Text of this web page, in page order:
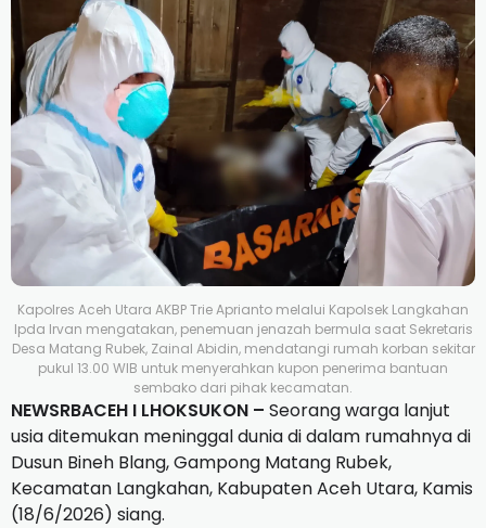
Kapolres Aceh Utara AKBP Trie Aprianto melalui Kapolsek Langkahan
Ipda Irvan mengatakan, penemuan jenazah bermula saat Sekretaris
Desa Matang Rubek, Zainal Abidin, mendatangi rumah korban sekitar
pukul 13.00 WIB untuk menyerahkan kupon penerima bantuan
sembako dari pihak kecamatan.
NEWSRBACEH I LHOKSUKON – Seorang warga lanjut
usia ditemukan meninggal dunia di dalam rumahnya di
Dusun Bineh Blang, Gampong Matang Rubek,
Kecamatan Langkahan, Kabupaten Aceh Utara, Kamis
(18/6/2026) siang.